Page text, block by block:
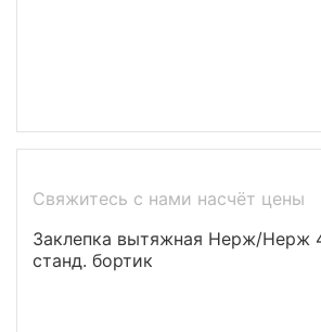
Свяжитесь с нами насчёт цены
Заклепка вытяжная Нерж/Нерж
станд. бортик